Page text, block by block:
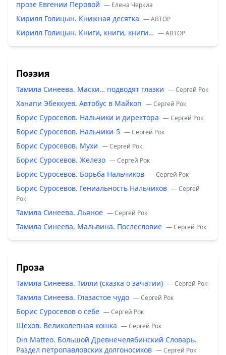
прозе Евгении Перовой — Елена Черкиа
Кирилл Голицын. Книжная десятка — ABTOP
Кирилл Голицын. Книги, книги, книги… — ABTOP
Поэзия
Тамила Синеева. Маски… подводят глазки — Сергей Рок
Ханапи Эбеккуев. Автобус в Майкоп — Сергей Рок
Борис Суросевов. Нальчики и директора — Сергей Рок
Борис Суросевов. Нальчики-5 — Сергей Рок
Борис Суросевов. Мухи — Сергей Рок
Борис Суросевов. Железо — Сергей Рок
Борис Суросевов. Борьба Нальчиков — Сергей Рок
Борис Суросевов. Гениальность Нальчиков — Сергей
Рок
Тамила Синеева. Льяное — Сергей Рок
Тамила Синеева. Мальвина. Послесловие — Сергей Рок
Проза
Тамила Синеева. Тилли (сказка о зачатии) — Сергей Рок
Тамила Синеева. Глазастое чудо — Сергей Рок
Борис Суросевов о себе — Сергей Рок
Щехов. Великолепная кошка — Сергей Рок
Din Matteo. Большой Древнечелябинский Словарь.
Раздел петропавловских долгоносиков — Сергей Рок